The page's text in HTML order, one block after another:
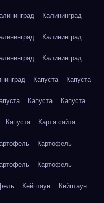
Калининград
Калининград
Калининград
Капуста Капуста
Капуста Капуста
Капуста Карта сайта
Картофель
Картофель
Кейптаун Кейптаун